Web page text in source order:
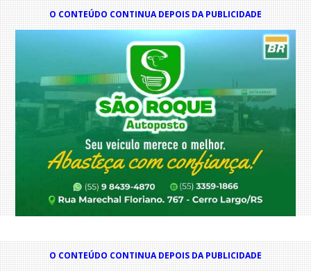
O CONTEÚDO CONTINUA DEPOIS DA PUBLICIDADE
O CONTEÚDO CONTINUA DEPOIS DA PUBLICIDADE